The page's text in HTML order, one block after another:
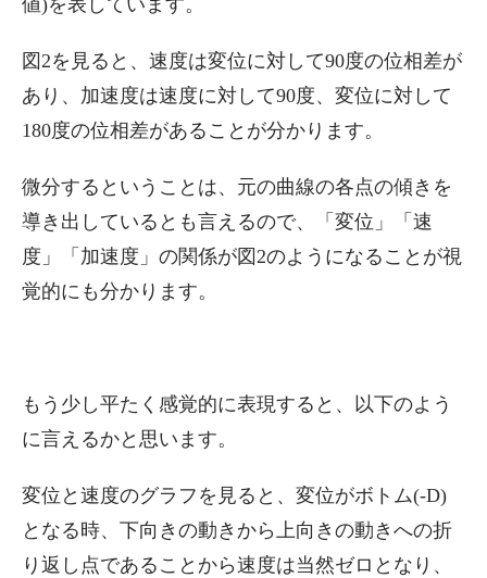
値)を表しています。
図2を見ると、速度は変位に対して90度の位相差が
あり、加速度は速度に対して90度、変位に対して
180度の位相差があることが分かります。
微分するということは、元の曲線の各点の傾きを
導き出しているとも言えるので、「変位」「速
度」「加速度」の関係が図2のようになることが視
覚的にも分かります。
もう少し平たく感覚的に表現すると、以下のよう
に言えるかと思います。
変位と速度のグラフを見ると、変位がボトム(-D)
となる時、下向きの動きから上向きの動きへの折
り返し点であることから速度は当然ゼロとなり、